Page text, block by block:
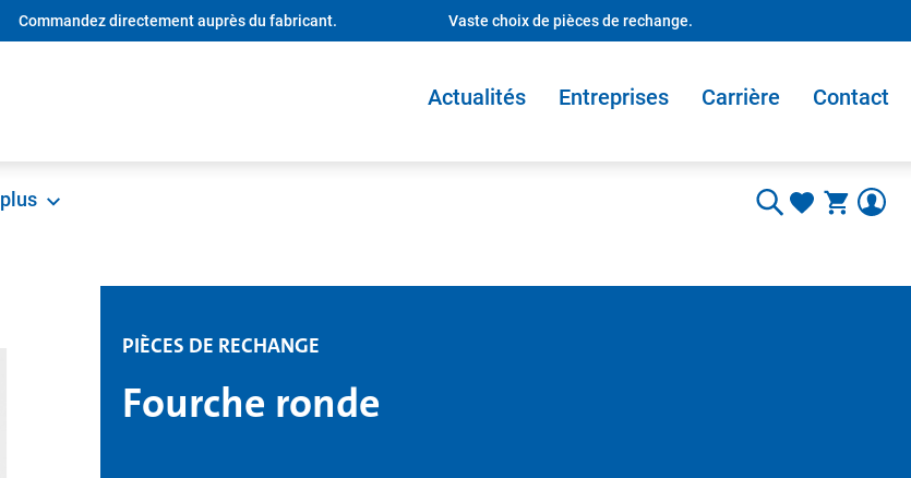
Commandez directement auprès du fabricant. Vaste choix de pièces de rechange.
Actualités Entreprises Carrière Contact
plus
PIÈCES DE RECHANGE
Fourche ronde